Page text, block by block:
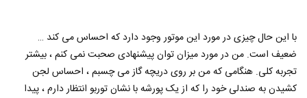
با این حال چیزی در مورد این موتور وجود دارد که احساس می کند …
ضعیف است. من در مورد میزان توان پیشنهادی صحبت نمی کنم ، بیشتر
تجربه کلی. هنگامی که من بر روی دریچه گاز می چسبم ، احساس لجن
کشیدن به صندلی خود را که از یک پورشه با نشان توربو انتظار دارم ، پیدا